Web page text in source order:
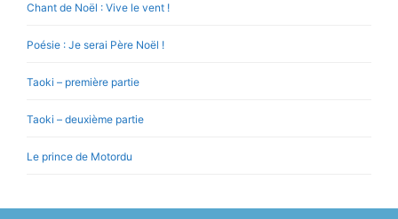
Chant de Noël : Vive le vent !
Poésie : Je serai Père Noël !
Taoki – première partie
Taoki – deuxième partie
Le prince de Motordu